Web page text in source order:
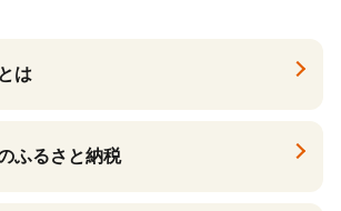
は
ふるさと納税